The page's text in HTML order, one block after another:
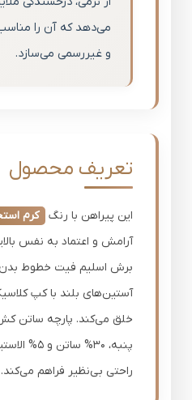
می‌دهد که آن را
و غیررسمی می‌سازد.
تعریف محصول
این پیراهن با رنگ کرم
آرامش و اعتماد به نفس
برش اسلیم فیت خطوط بدن
آستین‌های بلند با کپ
پنبه، 30%
راحتی بی‌نظیر فراهم می‌کند.